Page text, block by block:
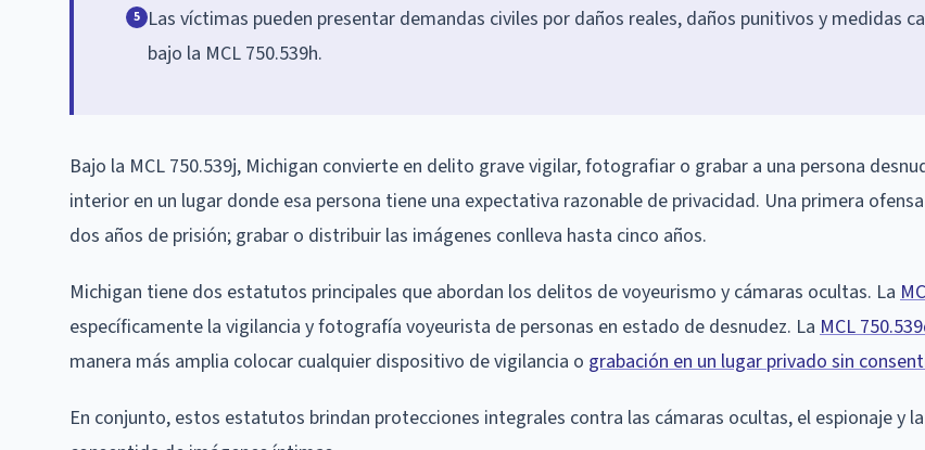
5 Las víctimas pueden presentar demandas civiles por daños reales, daños punitivos y medidas
bajo la MCL 750.539h.
Bajo la MCL 750.539j, Michigan convierte en delito grave vigilar, fotografiar o grabar a una persona
interior en un lugar donde esa persona tiene una expectativa razonable de privacidad. Una primera
dos años de prisión; grabar o distribuir las imágenes conlleva hasta cinco años.
Michigan tiene dos estatutos principales que abordan los delitos de voyeurismo y cámaras ocultas. La
específicamente la vigilancia y fotografía voyeurista de personas en estado de desnudez. La MCL
manera más amplia colocar cualquier dispositivo de vigilancia o grabación en un lugar privado sin
En conjunto, estos estatutos brindan protecciones integrales contra las cámaras ocultas, el espionaje y